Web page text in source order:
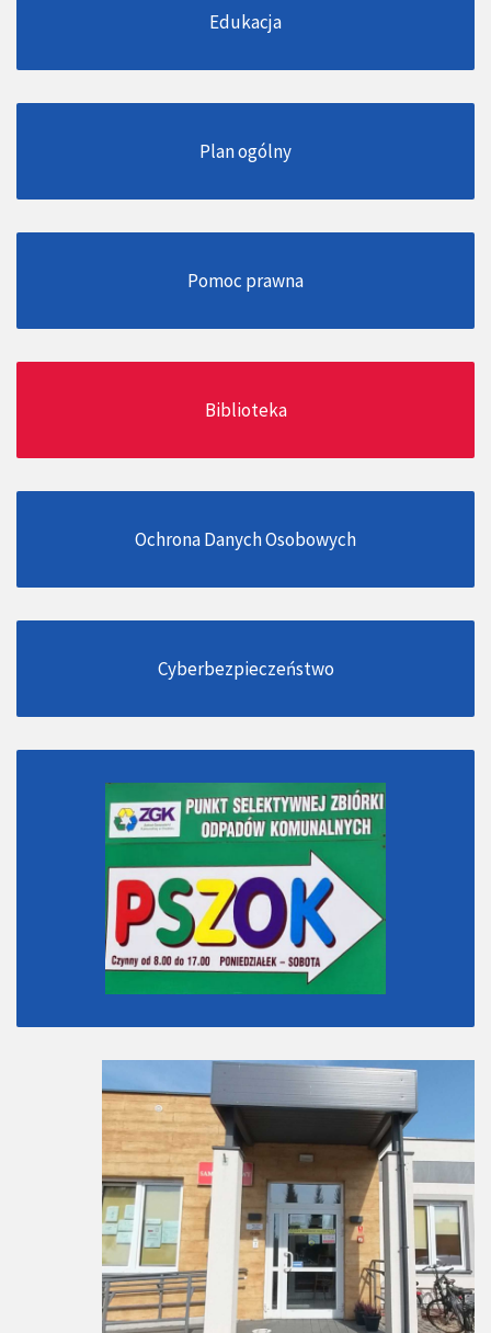
Edukacja
Plan ogólny
Pomoc prawna
Biblioteka
Ochrona Danych Osobowych
Cyberbezpieczeństwo